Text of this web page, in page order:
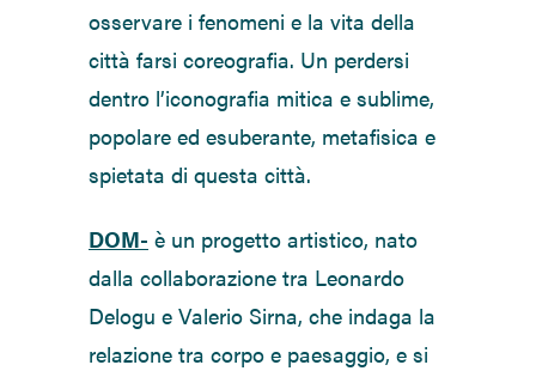
osservare i fenomeni e la vita della
città farsi coreografia. Un perdersi
dentro l’iconografia mitica e sublime,
popolare ed esuberante, metafisica e
spietata di questa città.
DOM- è un progetto artistico, nato
dalla collaborazione tra Leonardo
Delogu e Valerio Sirna, che indaga la
relazione tra corpo e paesaggio, e si